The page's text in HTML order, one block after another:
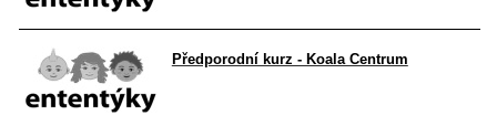
Předporodní kurz - Koala Centrum